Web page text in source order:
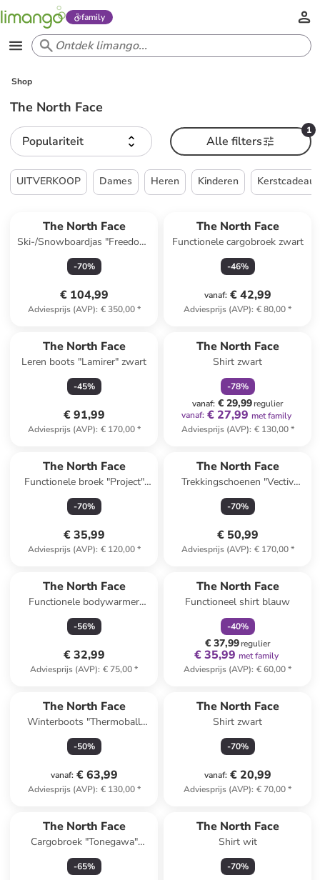
family
Shop
The North Face
Populariteit
1
Alle filters
UITVERKOOP Dames Heren Kinderen Kerstcadeaus
The North Face
Ski-/Snowboardjas "Freedom"
blauw/beige
-70%
€ 104,99
Adviesprijs (AVP): € 350,00*
The North Face
Functionele cargobroek zwart
-46%
vanaf: € 42,99
Adviesprijs (AVP): € 80,00*
The North Face
Leren boots "Lamirer" zwart
-45%
€ 91,99
Adviesprijs (AVP): € 170,00*
The North Face
Shirt zwart
-78%
vanaf: € 29,99regulier
vanaf: € 27,99 met family
Adviesprijs (AVP): € 130,00*
The North Face
Functionele broek "Project"
kaki
-70%
€ 35,99
Adviesprijs (AVP): € 120,00*
The North Face
Trekkingschoenen "Vectiv
Exploris 2" donkerblauw
-70%
€ 50,99
Adviesprijs (AVP): € 170,00*
The North Face
Functionele bodywarmer
"Combal" zwart
-56%
€ 32,99
Adviesprijs (AVP): € 75,00*
The North Face
Functioneel shirt blauw
-40%
€ 37,99regulier
€ 35,99 met family
Adviesprijs (AVP): € 60,00*
The North Face
Winterboots "Thermoball
Progressive Zip II"
grijs/lichtroze
-50%
vanaf: € 63,99
Adviesprijs (AVP): € 130,00*
The North Face
Shirt zwart
-70%
vanaf: € 20,99
Adviesprijs (AVP): € 70,00*
The North Face
Cargobroek "Tonegawa"
lichtbruin
-65%
The North Face
Shirt wit
-70%